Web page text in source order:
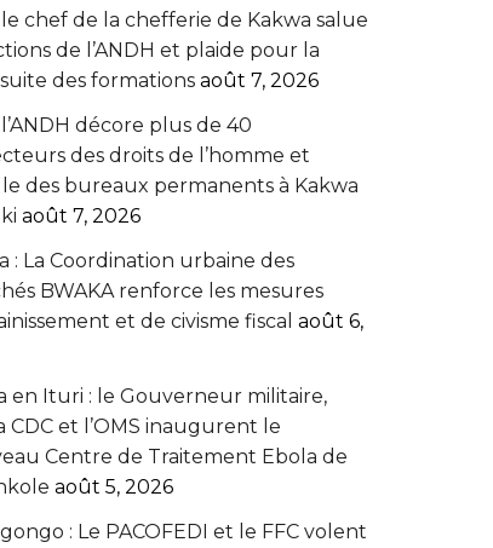
chef de la chefferie de Kakwa salue
de l’ANDH et plaide pour la
des formations août 7, 2026
décore plus de 40
des droits de l’homme et
des bureaux permanents à Kakwa
août 7, 2026
: La Coordination urbaine des
BWAKA renforce les mesures
et de civisme fiscal août 6,
en Ituri : le Gouverneur militaire,
CDC et l’OMS inaugurent le
Centre de Traitement Ebola de
août 5, 2026
: Le PACOFEDI et le FFC volent